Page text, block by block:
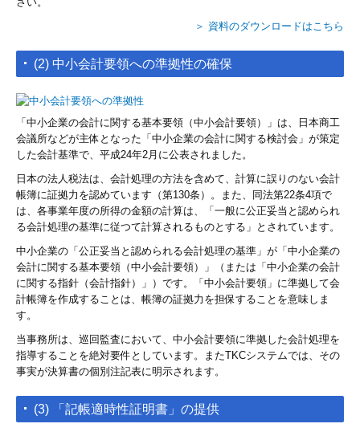
＞ 資料のダウンロードはこちら
(2) 中小会計要領への準拠性の確保
「中小企業の会計に関する基本要領（中小会計要領）」は、日本商工
会議所などが主体となった「中小企業の会計に関する検討会」が策定
した会計基準で、平成24年2月に公表されました。
日本の法人税法は、会計処理の方法を含めて、計算に誤りのない会計
帳簿に証拠力を認めています（第130条）。また、同法第22条4項で
は、各事業年度の所得の金額の計算は、「一般に公正妥当と認められ
る会計処理の基準に従つて計算されるものとする」とされています。
中小企業の「公正妥当と認められる会計処理の基準」が「中小企業の
会計に関する基本要領（中小会計要領）」（または「中小企業の会計
に関する指針（会計指針）」）です。「中小会計要領」に準拠して会
計帳簿を作成することは、帳簿の証拠力を担保することを意味しま
す。
当事務所は、巡回監査において、中小会計要領に準拠した会計処理を
指導することを絶対要件としています。またTKCシステムでは、その
事実が決算書の個別注記表に明示されます。
(3) 「記帳適時性証明書」の提供